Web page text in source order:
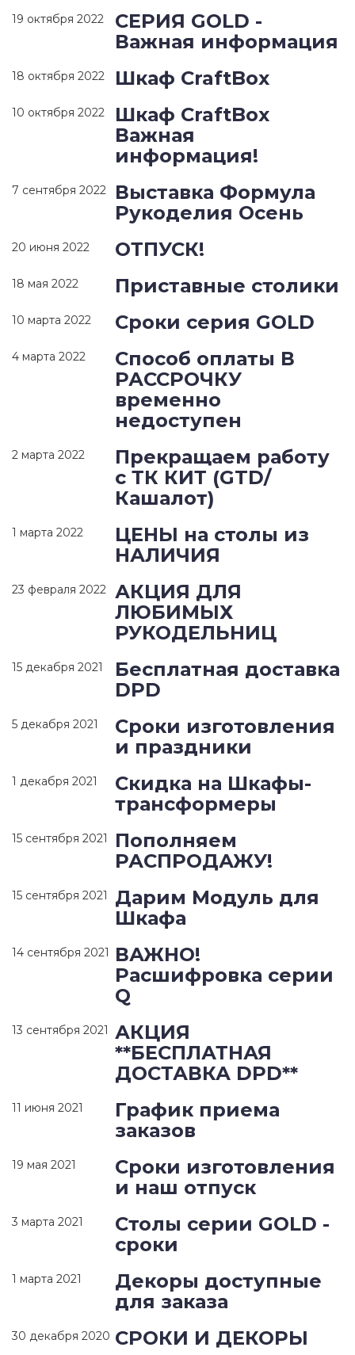
19 октября 2022
СЕРИЯ GOLD -
Важная информация
18 октября 2022 Шкаф CraftBox
10 октября 2022
Шкаф CraftBox
Важная
информация!
7 сентября 2022
Выставка Формула
Рукоделия Осень
20 июня 2022 ОТПУСК!
18 мая 2022 Приставные столики
10 марта 2022 Сроки серия GOLD
4 марта 2022
Способ оплаты В
РАССРОЧКУ
временно
недоступен
2 марта 2022
Прекращаем работу
с ТК КИТ (GTD/
Кашалот)
1 марта 2022
ЦЕНЫ на столы из
НАЛИЧИЯ
23 февраля 2022
АКЦИЯ ДЛЯ
ЛЮБИМЫХ
РУКОДЕЛЬНИЦ
15 декабря 2021
Бесплатная доставка
DPD
5 декабря 2021
Сроки изготовления
и праздники
1 декабря 2021
Скидка на Шкафы-
трансформеры
15 сентября 2021
Пополняем
РАСПРОДАЖУ!
15 сентября 2021
Дарим Модуль для
Шкафа
14 сентября 2021
ВАЖНО!
Расшифровка серии
Q
13 сентября 2021 АКЦИЯ
**БЕСПЛАТНАЯ
ДОСТАВКА DPD**
11 июня 2021
График приема
заказов
19 мая 2021
Сроки изготовления
и наш отпуск
3 марта 2021
Столы серии GOLD -
сроки
1 марта 2021
Декоры доступные
для заказа
30 декабря 2020 СРОКИ И ДЕКОРЫ